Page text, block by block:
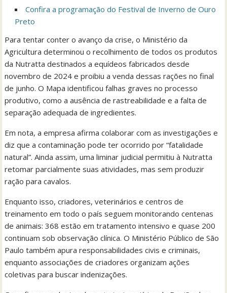
Confira a programação do Festival de Inverno de Ouro
Preto
Para tentar conter o avanço da crise, o Ministério da
Agricultura determinou o recolhimento de todos os produtos
da Nutratta destinados a equídeos fabricados desde
novembro de 2024 e proibiu a venda dessas rações no final
de junho. O Mapa identificou falhas graves no processo
produtivo, como a ausência de rastreabilidade e a falta de
separação adequada de ingredientes.
Em nota, a empresa afirma colaborar com as investigações e
diz que a contaminação pode ter ocorrido por “fatalidade
natural”. Ainda assim, uma liminar judicial permitiu à Nutratta
retomar parcialmente suas atividades, mas sem produzir
ração para cavalos.
Enquanto isso, criadores, veterinários e centros de
treinamento em todo o país seguem monitorando centenas
de animais: 368 estão em tratamento intensivo e quase 200
continuam sob observação clínica. O Ministério Público de São
Paulo também apura responsabilidades civis e criminais,
enquanto associações de criadores organizam ações
coletivas para buscar indenizações.